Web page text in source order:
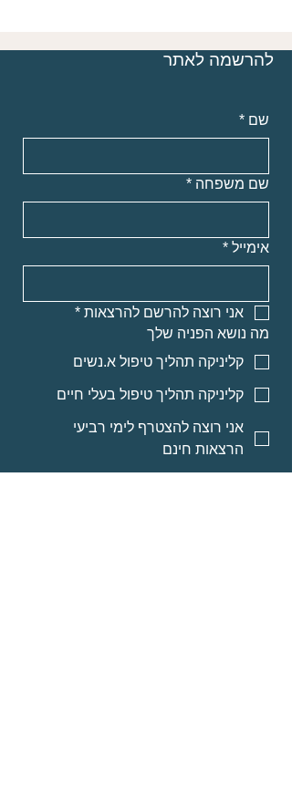
להרשמה לאתר
שם *
שם משפחה *
אימייל *
אני רוצה להרשם להרצאות *
מה נושא הפניה שלך
קליניקה תהליך טיפול א.נשים
קליניקה תהליך טיפול בעלי חיים
אני רוצה להצטרף לימי רביעי
הרצאות חינם